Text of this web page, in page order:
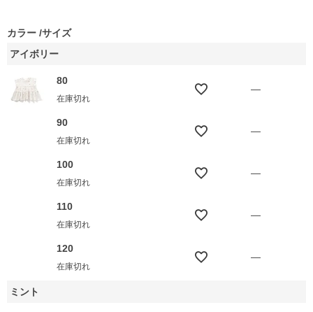
カラー サイズ
アイボリー
80
在庫切れ
—
90
在庫切れ
—
100
在庫切れ
—
110
在庫切れ
—
120
在庫切れ
—
ミント